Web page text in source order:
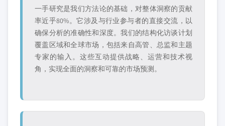
一手研究是我们方法论的基础，对整体洞察的贡献
率近乎80%。它涉及与行业参与者的直接交流，以
确保分析的准确性和深度。我们的结构化访谈计划
覆盖区域和全球市场，包括来自高管、总监和主题
专家的输入。这些互动提供战略、运营和技术视
角，实现全面的洞察和可靠的市场预测。